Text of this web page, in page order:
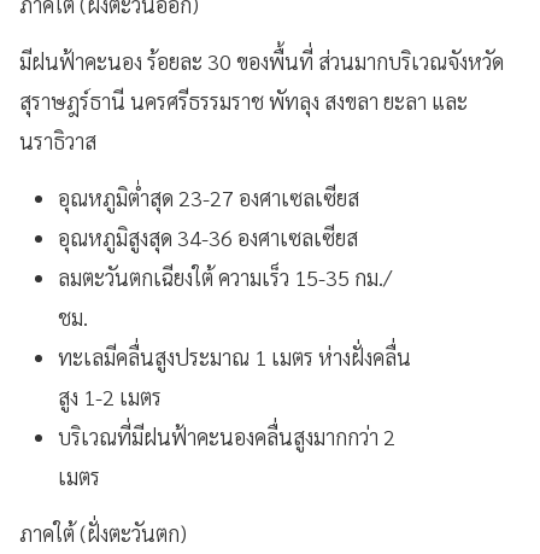
มีฝนฟ้าคะนอง ร้อยละ 30 ของพื้นที่ ส่วนมากบริเวณจังหวัด
สุราษฎร์ธานี นครศรีธรรมราช พัทลุง สงขลา ยะลา และ
นราธิวาส
อุณหภูมิต่ำสุด 23-27 องศาเซลเซียส
อุณหภูมิสูงสุด 34-36 องศาเซลเซียส
ลมตะวันตกเฉียงใต้ ความเร็ว 15-35 กม./
ชม.
ทะเลมีคลื่นสูงประมาณ 1 เมตร ห่างฝั่งคลื่น
สูง 1-2 เมตร
บริเวณที่มีฝนฟ้าคะนองคลื่นสูงมากกว่า 2
เมตร
ภาคใต้ (ฝั่งตะวันตก)